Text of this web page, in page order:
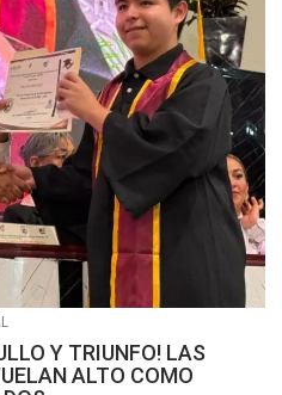
Y TRIUNFO! LAS
ALTO COMO